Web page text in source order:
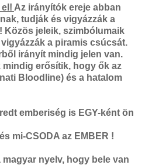
Az irányítók ereje abban
tudják és vigyázzák a
Közös jeleik, szimbólumaik
a piramis csúcsát.
irányít mindig jelen van.
mindig erősítik, hogy ők az
Bloodline) és a hatalom
emberiség is EGY-ként ön
mi-CSODA az EMBER !
nyelv, hogy bele van